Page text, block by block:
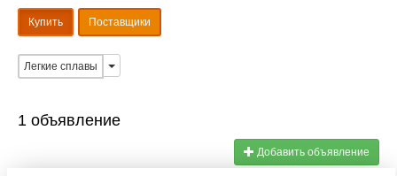
Купить Поставщики
Легкие сплавы
1 объявление
Добавить объявление